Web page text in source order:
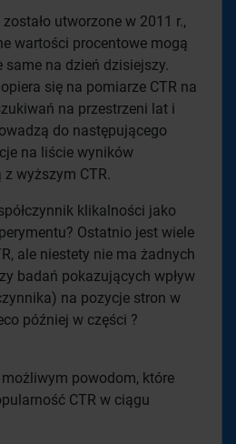
utworzone w 2011 r.,
wartości procentowe mogą
same na dzień dzisiejszy.
opiera się na pomiarze CTR na
na przestrzeni lat i
do następującego
na liście wyników
wyższym CTR.
klikalności jako
Ostatnio jest wiele
ale niestety nie ma żadnych
badań pokazujących wpływ
na pozycje stron w
później w części ?
powodom, które
CTR w ciągu